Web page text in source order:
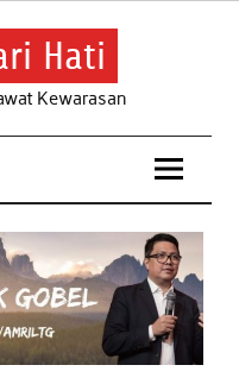
Hati
Kewarasan